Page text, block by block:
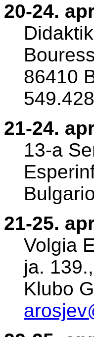
20-24.
86410
21-24.
13-a
Bulgario
21-25.
Volgia
ja.
Klubo